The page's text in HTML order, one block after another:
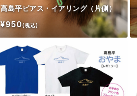
高島平ピアス・イアリング（片側）
¥950(税込)